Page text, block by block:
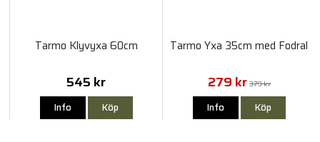
Tarmo Klyvyxa 60cm
545 kr
Info Köp
Tarmo Yxa 35cm med Fodral
279 kr 379 kr
Info Köp